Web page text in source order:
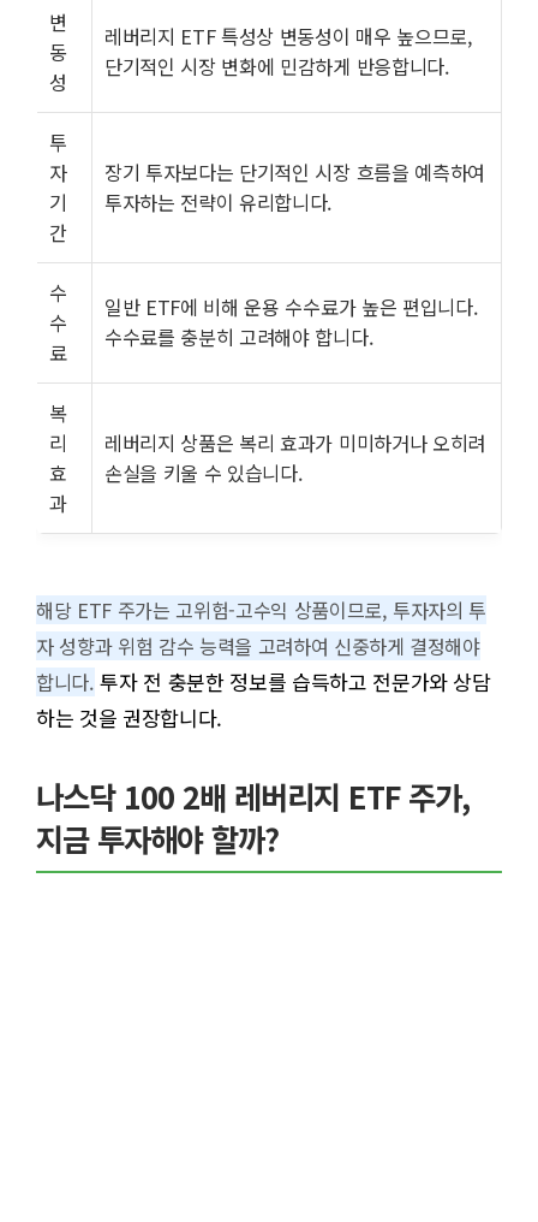
변
동
성
레버리지 ETF 특성상 변동성이 매우 높으므로,
단기적인 시장 변화에 민감하게 반응합니다.
투
자
기
간
장기 투자보다는 단기적인 시장 흐름을 예측하여
투자하는 전략이 유리합니다.
수
수
료
일반 ETF에 비해 운용 수수료가 높은 편입니다.
수수료를 충분히 고려해야 합니다.
복
리
효
과
레버리지 상품은 복리 효과가 미미하거나 오히려
손실을 키울 수 있습니다.
해당 ETF 주가는 고위험-고수익 상품이므로, 투자자의 투
자 성향과 위험 감수 능력을 고려하여 신중하게 결정해야
합니다. 투자 전 충분한 정보를 습득하고 전문가와 상담
하는 것을 권장합니다.
나스닥 100 2배 레버리지 ETF 주가,
지금 투자해야 할까?